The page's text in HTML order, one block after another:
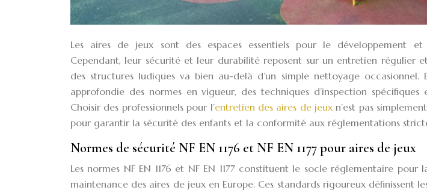
Les aires de jeux sont des espaces essentiels pour le développement et
Cependant, leur sécurité et leur durabilité reposent sur un entretien régulier
des structures ludiques va bien au-delà d’un simple nettoyage occasionnel.
approfondie des normes en vigueur, des techniques d’inspection
Choisir des professionnels pour l’entretien des aires de jeux n’est pas
pour garantir la sécurité des enfants et la conformité aux réglementations
Normes de sécurité NF EN 1176 et NF EN 1177 pour aires de jeux
Les normes NF EN 1176 et NF EN 1177 constituent le socle réglementaire
maintenance des aires de jeux en Europe. Ces standards rigoureux définissent